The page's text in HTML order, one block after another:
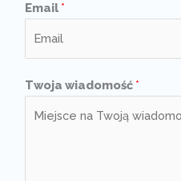
Email *
Twoja wiadomość *